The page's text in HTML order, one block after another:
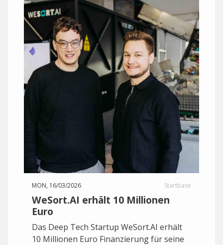
MON, 16/03/2026 Startbase
WeSort.AI erhält 10 Millionen
Euro
Das Deep Tech Startup WeSort.AI erhält
10 Millionen Euro Finanzierung für seine